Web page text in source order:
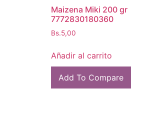
Maizena Miki 200 gr
7772830180360
Bs.5,00
Añadir al carrito
Add To Compare